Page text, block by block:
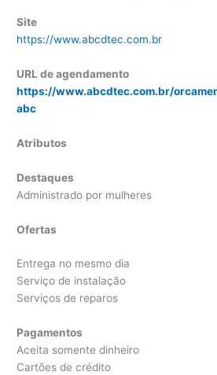
Site
https://www.abcdtec.com.br
URL de agendamento
https://www.abcdtec.com.br/
abc
Atributos
Destaques
Administrado por mulheres
Ofertas
Entrega no mesmo dia
Serviço de instalação
Serviços de reparos
Pagamentos
Aceita somente dinheiro
Cartões de crédito